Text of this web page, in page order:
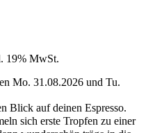
19% MwSt.
Mo. 31.08.2026 und Tu.
Blick auf deinen Espresso.
sich erste Tropfen zu einer